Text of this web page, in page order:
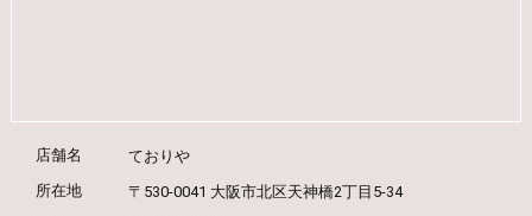
店舗名
ておりや
所在地
〒530-0041 大阪市北区天神橋2丁目5-34